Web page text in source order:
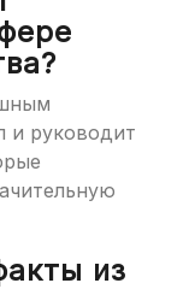
и руководит
из